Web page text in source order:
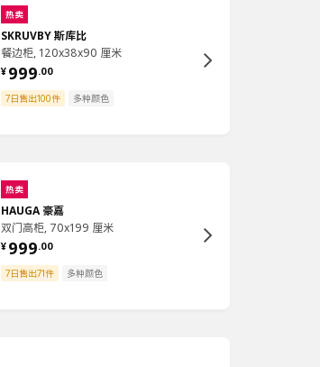
热卖
SKRUVBY 斯库比
餐边柜, 120x38x90 厘米
¥ 999.00
7日售出100件
多种颜色
热卖
HAUGA 豪嘉
双门高柜, 70x199 厘米
¥ 999.00
7日售出71件
多种颜色